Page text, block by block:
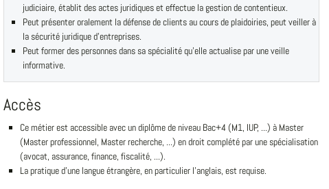
judiciaire, établit des actes juridiques et effectue la gestion de contentieux.
Peut présenter oralement la défense de clients au cours de plaidoiries, peut veiller à
la sécurité juridique d'entreprises.
Peut former des personnes dans sa spécialité qu'elle actualise par une veille
informative.
Accès
Ce métier est accessible avec un diplôme de niveau Bac+4 (M1, IUP, ...) à Master
(Master professionnel, Master recherche, ...) en droit complété par une spécialisation
(avocat, assurance, finance, fiscalité, ...).
La pratique d'une langue étrangère, en particulier l'anglais, est requise.